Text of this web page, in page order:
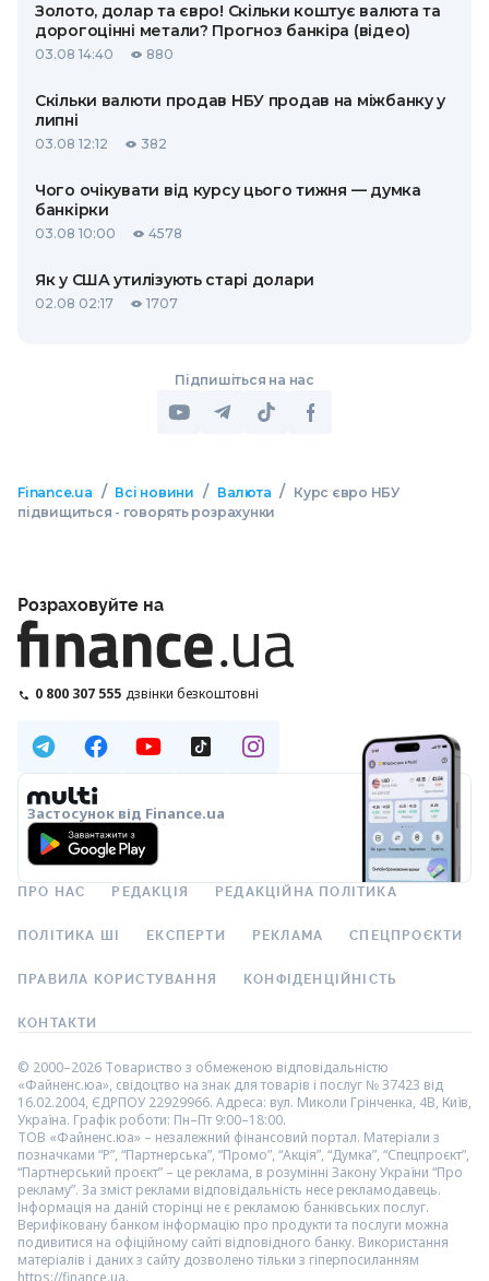
Золото, долар та євро! Скільки коштує валюта та
дорогоцінні метали? Прогноз банкіра (відео)
03.08 14:40 880
Скільки валюти продав НБУ продав на міжбанку у
липні
03.08 12:12 382
Чого очікувати від курсу цього тижня — думка
банкірки
03.08 10:00 4578
Як у США утилізують старі долари
02.08 02:17 1707
Підпишіться на нас
Finance.ua / Всі новини / Валюта / Курс євро НБУ
підвищиться - говорять розрахунки
Розраховуйте на
0 800 307 555 дзвінки безкоштовні
Застосунок від Finance.ua
ПРО НАС РЕДАКЦІЯ РЕДАКЦІЙНА ПОЛІТИКА
ПОЛІТИКА ШІ ЕКСПЕРТИ РЕКЛАМА СПЕЦПРОЄКТИ
ПРАВИЛА КОРИСТУВАННЯ КОНФІДЕНЦІЙНІСТЬ
КОНТАКТИ
© 2000–2026 Товариство з обмеженою відповідальністю
«Файненс.юа», свідоцтво на знак для товарів і послуг № 37423 від
16.02.2004, ЄДРПОУ 22929966. Адреса: вул. Миколи Грінченка, 4В, Київ,
Україна. Графік роботи: Пн–Пт 9:00–18:00.
ТОВ «Файненс.юа» – незалежний фінансовий портал. Матеріали з
позначками “Р”, “Партнерська”, “Промо”, “Акція”, “Думка”, “Спецпроєкт”,
“Партнерський проєкт” – це реклама, в розумінні Закону України “Про
рекламу”. За зміст реклами відповідальність несе рекламодавець.
Інформація на даній сторінці не є рекламою банківських послуг.
Верифіковану банком інформацію про продукти та послуги можна
подивитися на офіційному сайті відповідного банку. Використання
матеріалів і даних з сайту дозволено тільки з гіперпосиланням
https://finance.ua.